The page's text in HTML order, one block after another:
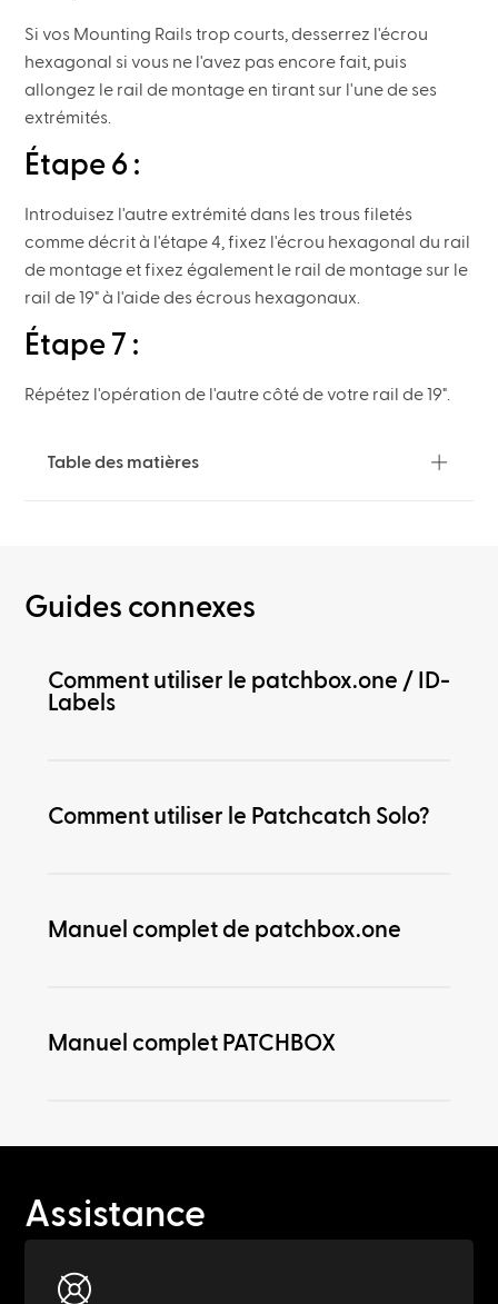
Si vos Mounting Rails trop courts, desserrez l'écrou
hexagonal si vous ne l'avez pas encore fait, puis
allongez le rail de montage en tirant sur l'une de ses
extrémités.
Étape 6 :
Introduisez l'autre extrémité dans les trous filetés
comme décrit à l'étape 4, fixez l'écrou hexagonal du rail
de montage et fixez également le rail de montage sur le
rail de 19" à l'aide des écrous hexagonaux.
Étape 7 :
Répétez l'opération de l'autre côté de votre rail de 19".
Table des matières
Guides connexes
Comment utiliser le patchbox.one / ID-
Labels
Comment utiliser le Patchcatch Solo?
Manuel complet de patchbox.one
Manuel complet PATCHBOX
Assistance